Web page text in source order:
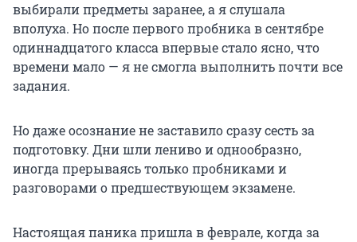
выбирали предметы заранее, а я слушала
вполуха. Но после первого пробника в сентябре
одиннадцатого класса впервые стало ясно, что
времени мало — я не смогла выполнить почти все
задания.
Но даже осознание не заставило сразу сесть за
подготовку. Дни шли лениво и однообразно,
иногда прерываясь только пробниками и
разговорами о предшествующем экзамене.
Настоящая паника пришла в феврале, когда за